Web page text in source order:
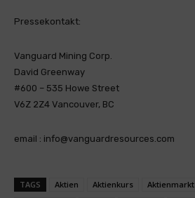
Pressekontakt:
Vanguard Mining Corp.
David Greenway
#600 – 535 Howe Street
V6Z 2Z4 Vancouver, BC
email : info@vanguardresources.com
TAGS Aktien Aktienkurs Aktienmarkt